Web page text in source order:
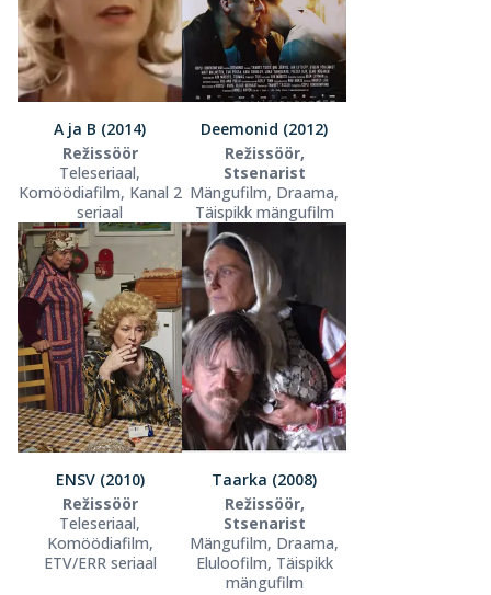
A ja B (2014)
Režissöör
Teleseriaal,
Komöödiafilm, Kanal 2
seriaal
Deemonid (2012)
Režissöör,
Stsenarist
Mängufilm, Draama,
Täispikk mängufilm
ENSV (2010)
Režissöör
Teleseriaal,
Komöödiafilm,
ETV/ERR seriaal
Taarka (2008)
Režissöör,
Stsenarist
Mängufilm, Draama,
Eluloofilm, Täispikk
mängufilm